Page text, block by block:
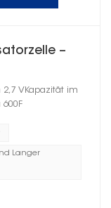
–
VKapazität im
600F
Langer